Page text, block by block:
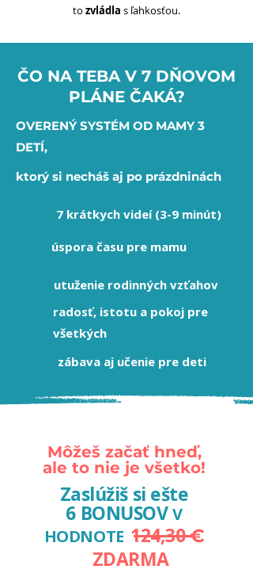
to zvládla s ľahkosťou.
ČO NA TEBA V 7 DŇOVOM
PLÁNE ČAKÁ?
OVERENÝ SYSTÉM OD MAMY 3
DETÍ,
ktorý si necháš aj po prázdninách
7 krátkych videí (3-9 minút)
úspora času pre mamu
utuženie rodinných vzťahov
radosť, istotu a pokoj pre
všetkých
zábava aj učenie pre deti
Môžeš začať hneď,
ale to nie je všetko!
Zaslúžiš si ešte
6 BONUSOVV
HODNOTE 124,30€
ZDARMA